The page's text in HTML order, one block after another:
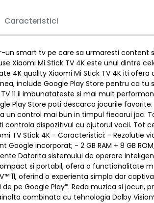
Caracteristici
smart tv pe care sa urmaresti content
Xiaomi Mi Stick TV 4K este unul dintre
4K quality Xiaomi Mi Stick TV 4K iti
include Google Play Store pentru ca
11 ii imbunatateste si mai mult
Play Store poti descarca jocurile
un control mai bun in timpul fiecarui joc.
dispozitivul cu ajutorul vocii. Tot
TV Stick 4K - Caracteristici: - Rezolutie
Google incorporat; - 2 GB RAM + 8 GB
Datorita sistemului de operare
si portabil, ofera o functionalitate
11, oferind o experienta simpla dar
pe Google Play*. Reda muzica si jocuri,
combinata cu tehnologia Dolby